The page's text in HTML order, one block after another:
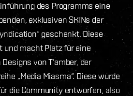
des Programms eine
exklusiven SKINs der
geschenkt. Diese
und macht Platz für eine
von T’amber, der
„Media Miasma“. Diese wurde
die Community entworfen, also